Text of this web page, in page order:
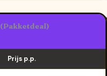
(Pakketdeal)
Prijs p.p.